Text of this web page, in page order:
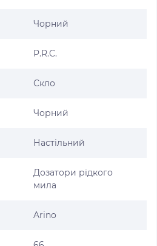
Чорний
P.R.C.
Скло
Чорний
Настільний
Дозатори рідкого
мила
Arino